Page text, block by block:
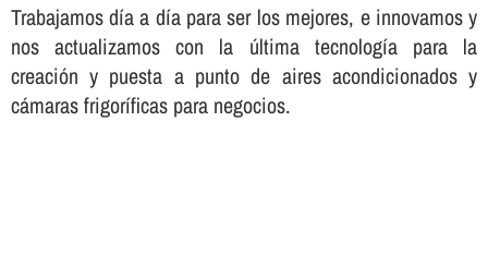
Trabajamos dí­a a dí­a para ser los mejores, e innovamos y
nos actualizamos con la última tecnologí­a para la
creación y puesta a punto de aires acondicionados y
cámaras frigorí­ficas para negocios.